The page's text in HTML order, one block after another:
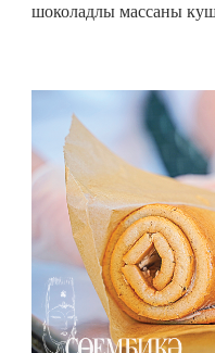
шоколадлы массаны